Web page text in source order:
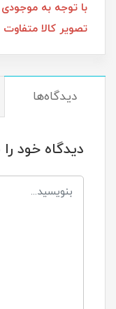
با توجه به
تصویر کالا متفاوت
دیدگاه‌ها
دیدگاه خود